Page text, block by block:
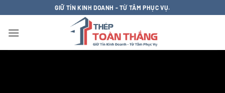
qua
nội
GIỮ TÍN KINH DOANH - TỪ TÂM PHỤC VỤ.